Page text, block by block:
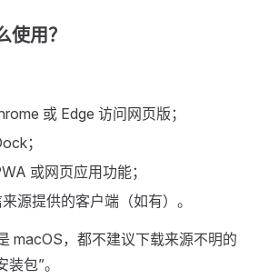
使用？
或 Edge 访问网页版；
；
或网页应用功能；
源提供的客户端（如有）。
macOS，都不建议下载来源不明的
包”。